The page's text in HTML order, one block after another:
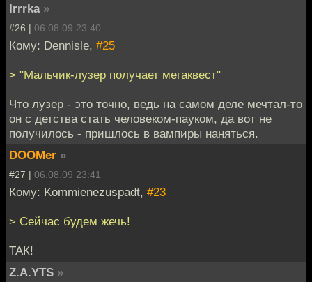
Irrrka »
#26 | 06.08.09 23:40
Кому: Dennisle, #25
> "Мальчик-лузер получает мегаквест"
Что лузер - это точно, ведь на самом деле мечтал-то
он с детства стать человеком-пауком, да вот не
получилось - пришлось в вампиры наняться.
DOOMer »
#27 | 06.08.09 23:41
Кому: Kommienezuspadt, #23
> Сейчас будем жечь!
ТАК!
Z.A.YTS »